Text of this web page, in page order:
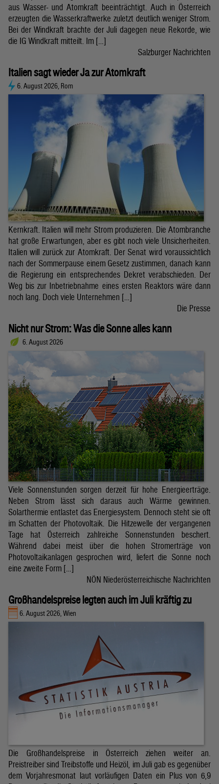
aus Wasser- und Atomkraft beeinträchtigt. Auch in Österreich
erzeugten die Wasserkraftwerke zuletzt deutlich weniger Strom.
Bei der Windkraft brachte der Juli dagegen neue Rekorde, wie
die IG Windkraft mitteilt. Im […]
Salzburger Nachrichten
Italien sagt wieder Ja zur Atomkraft
6. August 2026, Rom
Kernkraft. Italien will mehr Strom produzieren. Die Atombranche
hat große Erwartungen, aber es gibt noch viele Unsicherheiten.
Italien will zurück zur Atomkraft. Der Senat wird voraussichtlich
nach der Sommerpause einem Gesetz zustimmen, danach kann
die Regierung ein entsprechendes Dekret verabschieden. Der
Weg bis zur Inbetriebnahme eines ersten Reaktors wäre dann
noch lang. Doch viele Unternehmen […]
Die Presse
Nicht nur Strom: Was die Sonne alles kann
6. August 2026
Viele Sonnenstunden sorgen derzeit für hohe Energieerträge.
Neben Strom lässt sich daraus auch Wärme gewinnen.
Solarthermie entlastet das Energiesystem. Dennoch steht sie oft
im Schatten der Photovoltaik. Die Hitzewelle der vergangenen
Tage hat Österreich zahlreiche Sonnenstunden beschert.
Während dabei meist über die hohen Stromerträge von
Photovoltaikanlagen gesprochen wird, liefert die Sonne noch
eine zweite Form […]
NÖN Niederösterreichische Nachrichten
Großhandelspreise legten auch im Juli kräftig zu
6. August 2026, Wien
Die Großhandelspreise in Österreich ziehen weiter an.
Preistreiber sind Treibstoffe und Heizöl, im Juli gab es gegenüber
dem Vorjahresmonat laut vorläufigen Daten ein Plus von 6,9